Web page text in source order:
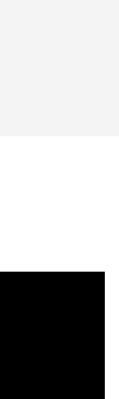
qui peuvent
menu: une